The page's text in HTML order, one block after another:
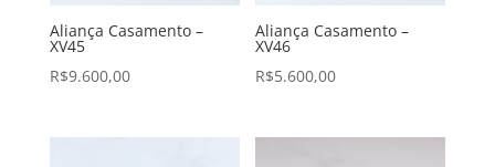
Aliança Casamento –
XV45
R$9.600,00
Aliança Casamento –
XV46
R$5.600,00